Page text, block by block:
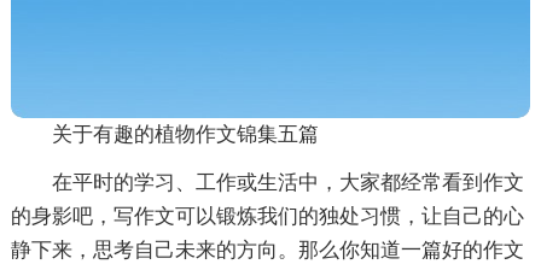
关于有趣的植物作文锦集五篇
在平时的学习、工作或生活中，大家都经常看到作文
的身影吧，写作文可以锻炼我们的独处习惯，让自己的心
静下来，思考自己未来的方向。那么你知道一篇好的作文